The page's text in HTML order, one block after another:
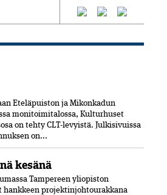
Eteläpuiston ja Mikonkadun
moni­toimitalossa, Kulturhuset
on tehty CLT-levyistä. Julkisivuissa
on...
kesänä
Tampereen yliopiston
hankkeen projektinjohtourakkana